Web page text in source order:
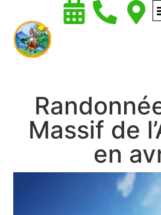
Massif de
en